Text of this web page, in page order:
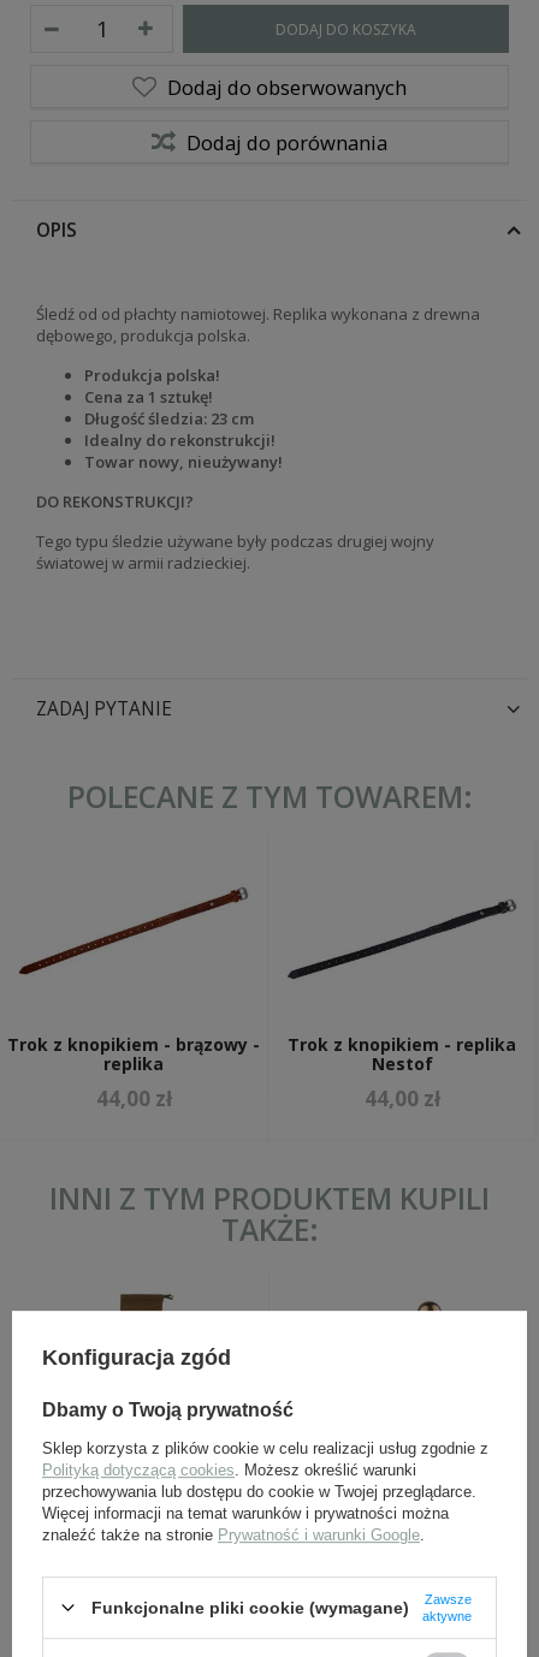
DODAJ DO KOSZYKA
Dodaj do obserwowanych
Dodaj do porównania
OPIS
Śledź od od płachty namiotowej. Replika wykonana z drewna
dębowego, produkcja polska.
Produkcja polska!
Cena za 1 sztukę!
Długość śledzia: 23 cm
Idealny do rekonstrukcji!
Towar nowy, nieużywany!
DO REKONSTRUKCJI?
Tego typu śledzie używane były podczas drugiej wojny
światowej w armii radzieckiej.
ZADAJ PYTANIE
POLECANE Z TYM TOWAREM:
Trok z knopikiem - brązowy -
replika
44,00 zł
Trok z knopikiem - replika
Nestof
44,00 zł
INNI Z TYM PRODUKTEM KUPILI
TAKŻE:
Pokrowiec na akcesoria
do płachty namiotowej
RKKA - replika
Nabój dekoracyjny 7,62x25
mm TT - PPsh 41 ,TT-33
Konfiguracja zgód
Dbamy o Twoją prywatność
Sklep korzysta z plików cookie w celu realizacji usług zgodnie z
Polityką dotyczącą cookies . Możesz określić warunki
przechowywania lub dostępu do cookie w Twojej przeglądarce.
Więcej informacji na temat warunków i prywatności można
znaleźć także na stronie Prywatność i warunki Google
Funkcjonalne pliki cookie (wymagane)
Zawsze
aktywne